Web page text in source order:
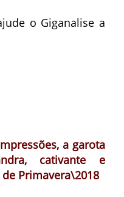
o Giganalise a
a garota
cativante e
Primavera\2018